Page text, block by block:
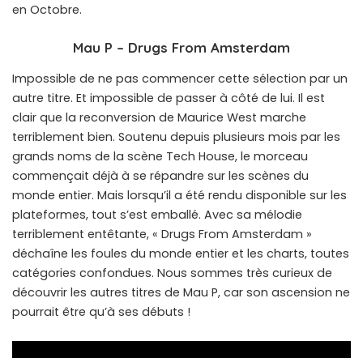
en Octobre.
Mau P – Drugs From Amsterdam
Impossible de ne pas commencer cette sélection par un
autre titre. Et impossible de passer à côté de lui. Il est
clair que la reconversion de Maurice West marche
terriblement bien. Soutenu depuis plusieurs mois par les
grands noms de la scène Tech House, le morceau
commençait déjà à se répandre sur les scènes du
monde entier. Mais lorsqu’il a été rendu disponible sur les
plateformes, tout s’est emballé. Avec sa mélodie
terriblement entêtante, « Drugs From Amsterdam »
déchaîne les foules du monde entier et les charts, toutes
catégories confondues. Nous sommes très curieux de
découvrir les autres titres de Mau P, car son ascension ne
pourrait être qu’à ses débuts !